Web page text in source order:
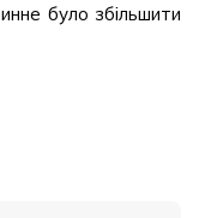
було збільшити